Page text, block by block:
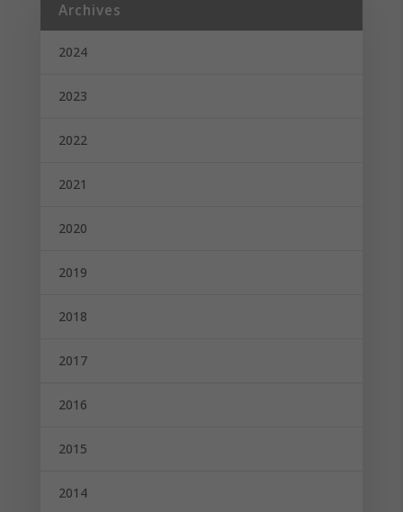
Archives
2024
2023
2022
2021
2020
2019
2018
2017
2016
2015
2014